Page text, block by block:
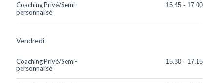
Coaching Privé/Semi-
personnalisé
15.45 - 17.00
Vendredi
Coaching Privé/Semi-
personnalisé
15.30 - 17.15